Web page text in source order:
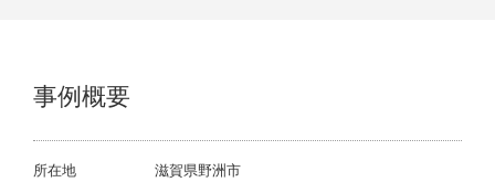
事例概要
所在地 滋賀県野洲市